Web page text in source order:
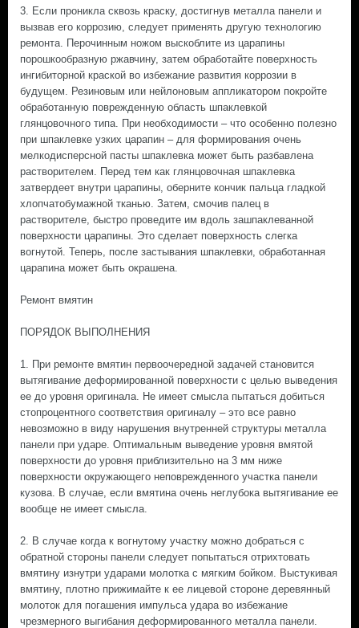
3. Если проникла сквозь краску, достигнув металла панели и
вызвав его коррозию, следует применять другую технологию
ремонта. Перочинным ножом выскоблите из царапины
порошкообразную ржавчину, затем обработайте поверхность
ингибиторной краской во избежание развития коррозии в
будущем. Резиновым или нейлоновым аппликатором покройте
обработанную поврежденную область шпаклевкой
глянцовочного типа. При необходимости – что особенно полезно
при шпаклевке узких царапин – для формирования очень
мелкодисперсной пасты шпаклевка может быть разбавлена
растворителем. Перед тем как глянцовочная шпаклевка
затвердеет внутри царапины, оберните кончик пальца гладкой
хлопчатобумажной тканью. Затем, смочив палец в
растворителе, быстро проведите им вдоль зашпаклеванной
поверхности царапины. Это сделает поверхность слегка
вогнутой. Теперь, после застывания шпаклевки, обработанная
царапина может быть окрашена.
Ремонт вмятин
ПОРЯДОК ВЫПОЛНЕНИЯ
1. При ремонте вмятин первоочередной задачей становится
вытягивание деформированной поверхности с целью выведения
ее до уровня оригинала. Не имеет смысла пытаться добиться
стопроцентного соответствия оригиналу – это все равно
невозможно в виду нарушения внутренней структуры металла
панели при ударе. Оптимальным выведение уровня вмятой
поверхности до уровня приблизительно на 3 мм ниже
поверхности окружающего неповрежденного участка панели
кузова. В случае, если вмятина очень неглубока вытягивание ее
вообще не имеет смысла.
2. В случае когда к вогнутому участку можно добраться с
обратной стороны панели следует попытаться отрихтовать
вмятину изнутри ударами молотка с мягким бойком. Выстукивая
вмятину, плотно прижимайте к ее лицевой стороне деревянный
молоток для погашения импульса удара во избежание
чрезмерного выгибания деформированного металла панели.